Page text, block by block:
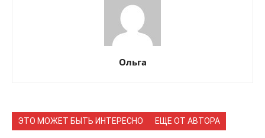
Ольга
ЭТО МОЖЕТ БЫТЬ ИНТЕРЕСНО ЕЩЕ ОТ АВТОРА